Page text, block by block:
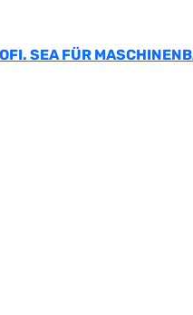
SEA FÜR